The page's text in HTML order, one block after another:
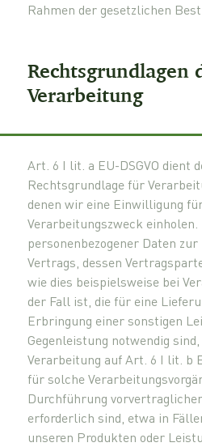
Rahmen der gesetzlichen
Rechtsgrundlagen
Verarbeitung
Art. 6 I lit. a EU-DSGVO dient
Rechtsgrundlage für
denen wir eine Einwilligung
Verarbeitungszweck
personenbezogener Daten
Vertrags, dessen
wie dies beispielsweise bei
der Fall ist, die für eine
Erbringung einer sonstigen
Gegenleistung notwendig
Verarbeitung auf Art. 6 I lit. b
für solche
Durchführung
erforderlich sind, etwa in
unseren Produkten oder